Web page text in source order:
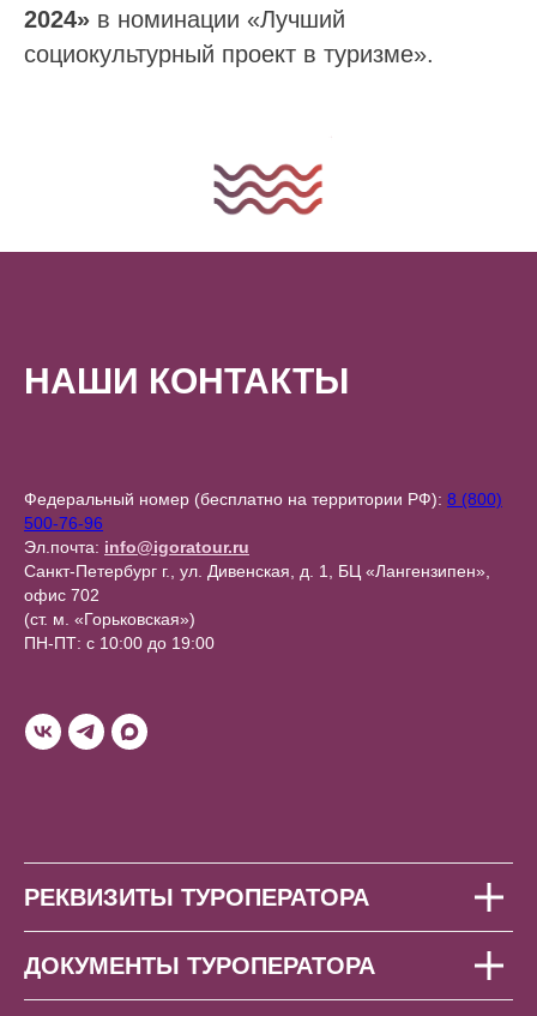
2024» в номинации «Лучший
социокультурный проект в туризме».
НАШИ КОНТАКТЫ
Федеральный номер (бесплатно на территории РФ): 8 (800)
500-76-96
Эл.почта: info@igoratour.ru
Санкт-Петербург г., ул. Дивенская, д. 1, БЦ «Лангензипен»,
офис 702
(ст. м. «Горьковская»)
ПН-ПТ: с 10:00 до 19:00
РЕКВИЗИТЫ ТУРОПЕРАТОРА
ДОКУМЕНТЫ ТУРОПЕРАТОРА